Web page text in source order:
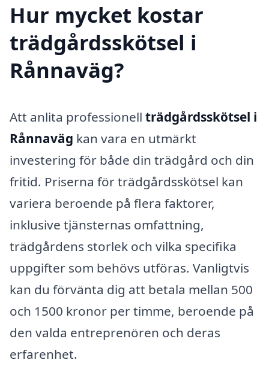
Hur mycket kostar
trädgårdsskötsel i
Rånnaväg?
Att anlita professionell trädgårdsskötsel i
Rånnaväg kan vara en utmärkt
investering för både din trädgård och din
fritid. Priserna för trädgårdsskötsel kan
variera beroende på flera faktorer,
inklusive tjänsternas omfattning,
trädgårdens storlek och vilka specifika
uppgifter som behövs utföras. Vanligtvis
kan du förvänta dig att betala mellan 500
och 1500 kronor per timme, beroende på
den valda entreprenören och deras
erfarenhet.